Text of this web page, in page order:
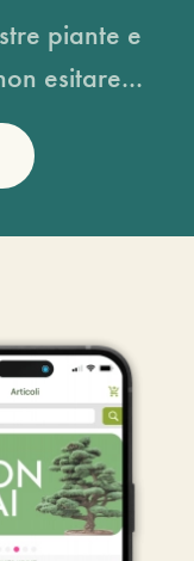
piante e
esitare...